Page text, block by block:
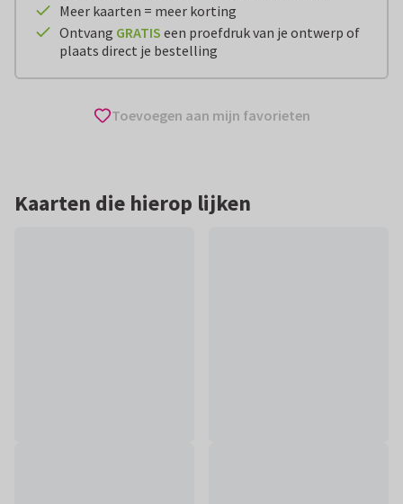
Meer kaarten = meer korting
Ontvang GRATIS een proefdruk van je ontwerp of
plaats direct je bestelling
Toevoegen aan mijn favorieten
Kaarten die hierop lijken